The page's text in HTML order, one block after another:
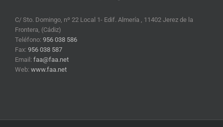
C/ Sto. Domingo, nº 22 Local 1- Edif. Almería , 11402 Jerez de la
Frontera, (Cádiz)
Teléfono: 956 038 586
Fax: 956 038 587
Email: faa@faa.net
Web: www.faa.net